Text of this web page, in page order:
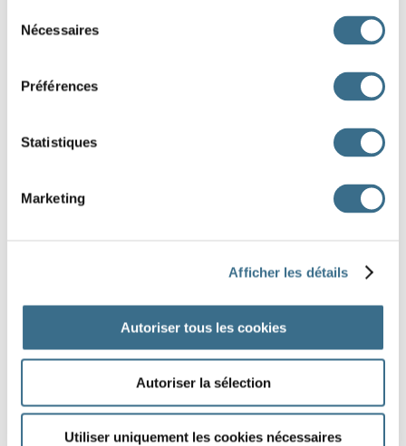
Nécessaires
Préférences
Statistiques
Marketing
Afficher les détails
Autoriser tous les cookies
Autoriser la sélection
Utiliser uniquement les cookies nécessaires
Vous
choisis choisissez